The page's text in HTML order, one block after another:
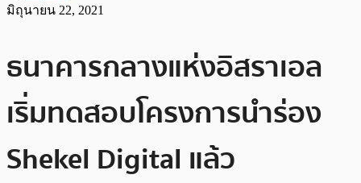
มิถุนายน 22, 2021
ธนาคารกลางแห่งอิสราเอล
เริ่มทดสอบโครงการนำร่อง
Shekel Digital แล้ว